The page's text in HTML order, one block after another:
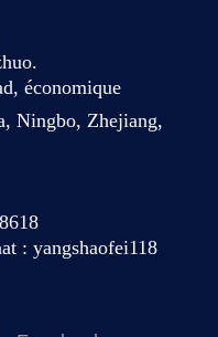
économique
Ningbo, Zhejiang,
: yangshaofei118